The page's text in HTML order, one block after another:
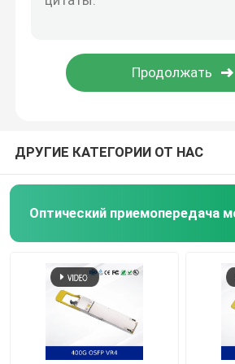
Оптический трансивер NVIDIA
Лицензия Extreme Networks
Точки подхода драки
Переключатель сети драки
ДРУГИЕ КАТЕГОРИИ ОТ НАС
Оптический приемопередача